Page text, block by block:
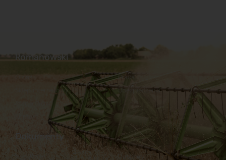
Dokumenty
Regulamin Dostawy
Romanowski
Sklep internetowy
Praca
Ubezpieczenia